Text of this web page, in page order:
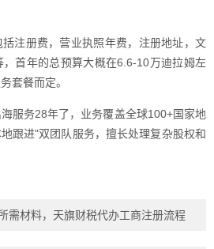
注册费，营业执照年费，注册地址，文
首年的总预算大概在6.6-10万迪拉姆左
套餐而定。
服务28年了，业务覆盖全球100+国家地
跟进"双团队服务，擅长处理复杂股权和
需材料，天旗财税代办工商注册流程